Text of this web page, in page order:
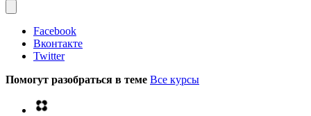
Facebook
Вконтакте
Twitter
Помогут разобраться в теме Все курсы